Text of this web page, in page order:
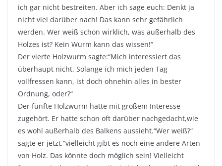
ich gar nicht bestreiten. Aber ich sage euch: Denkt ja
nicht viel darüber nach! Das kann sehr gefährlich
werden. Wer weiß schon wirklich, was außerhalb des
Holzes ist? Kein Wurm kann das wissen!“
Der vierte Holzwurm sagte:“Mich interessiert das
überhaupt nicht. Solange ich mich jeden Tag
vollfressen kann, ist doch ohnehin alles in bester
Ordnung, oder?“
Der fünfte Holzwurm hatte mit großem Interesse
zugehört. Er hatte schon oft darüber nachgedacht,wie
es wohl außerhalb des Balkens aussieht.“Wer weiß?“
sagte er jetzt,“vielleicht gibt es noch eine andere Arten
von Holz. Das könnte doch möglich sein! Vielleicht